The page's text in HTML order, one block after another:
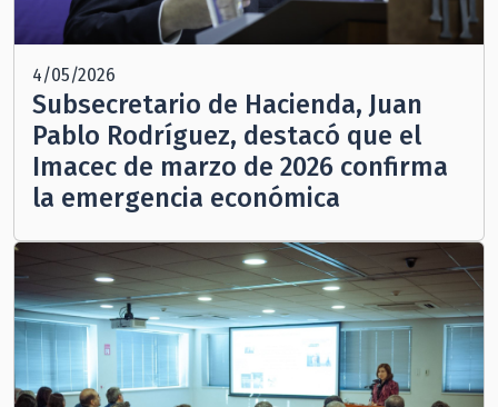
4/05/2026
Subsecretario de Hacienda, Juan
Pablo Rodríguez, destacó que el
Imacec de marzo de 2026 confirma
la emergencia económica